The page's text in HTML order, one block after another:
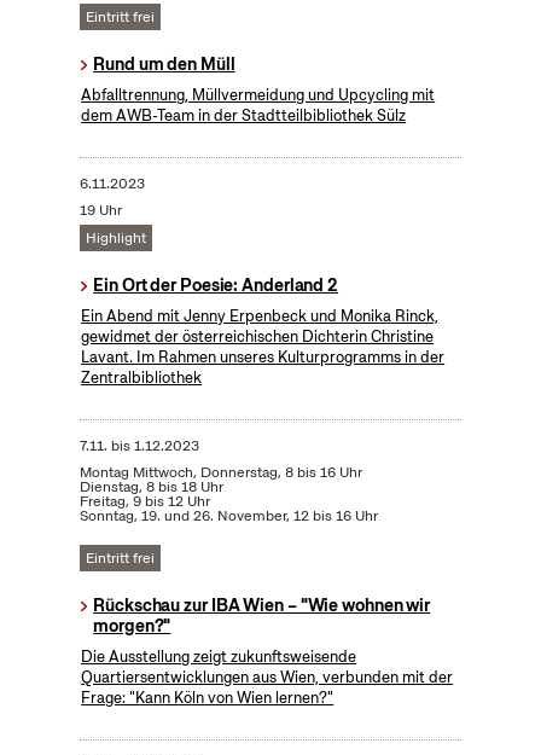
Eintritt frei
Rund um den Müll
Abfalltrennung, Müllvermeidung und Upcycling mit
dem AWB-Team in der Stadtteilbibliothek Sülz
6.11.2023
19 Uhr
Highlight
Ein Ort der Poesie: Anderland 2
Ein Abend mit Jenny Erpenbeck und Monika Rinck,
gewidmet der österreichischen Dichterin Christine
Lavant. Im Rahmen unseres Kulturprogramms in der
Zentralbibliothek
7.11. bis1.12.2023
Montag Mittwoch, Donnerstag, 8 bis 16 Uhr
Dienstag, 8 bis 18 Uhr
Freitag, 9 bis 12 Uhr
Sonntag, 19. und 26. November, 12 bis 16 Uhr
Eintritt frei
Rückschau zur IBA Wien – "Wie wohnen wir
morgen?"
Die Ausstellung zeigt zukunftsweisende
Quartiersentwicklungen aus Wien, verbunden mit der
Frage: "Kann Köln von Wien lernen?"